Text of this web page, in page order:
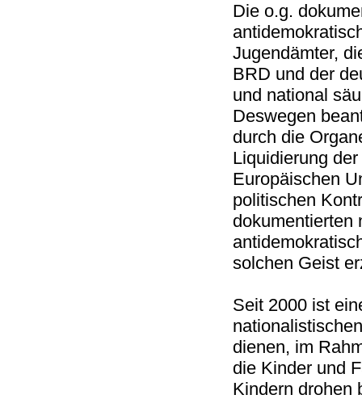
Die o.g.
Jugendämter,
BRD und der
und national
Deswegen
durch die
Liquidierung
Europäischen
politischen
dokumentierten
solchen Geist
Seit 2000 ist
dienen, im
die Kinder und
Kindern drohen